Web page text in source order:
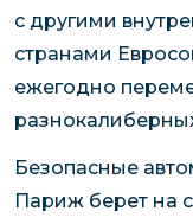
с другими
странами
ежегодно
Безопасные
Париж берет на